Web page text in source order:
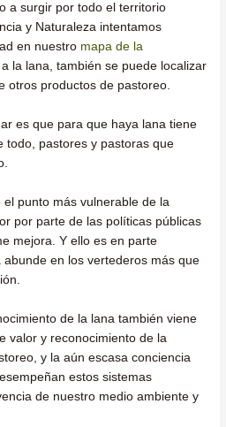
a surgir por todo el territorio
y Naturaleza intentamos
en nuestro mapa de la
la lana, también se puede localizar
otros productos de pastoreo.
es que para que haya lana tiene
todo, pastores y pastoras que
punto más vulnerable de la
por parte de las políticas públicas
mejora. Y ello es en parte
en los vertederos más que
de la lana también viene
valor y reconocimiento de la
y la aún escasa conciencia
estos sistemas
de nuestro medio ambiente y